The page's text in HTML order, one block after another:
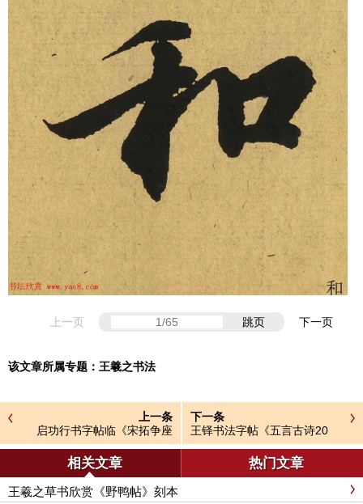
上一页 跳页 下一页
该文章所属专题： 王羲之书法
上一条
启功行书字帖临《宋拓争座
帖》86版
下一条
王铎书法字帖《五言古诗20
首》集字版
相关文章 热门文章
王羲之草书欣赏《野鸭帖》刻本